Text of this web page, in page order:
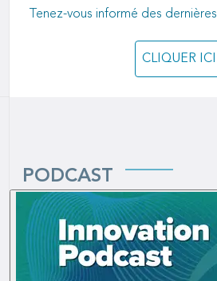
Tenez-vous informé des
CLIQUER ICI
PODCAST